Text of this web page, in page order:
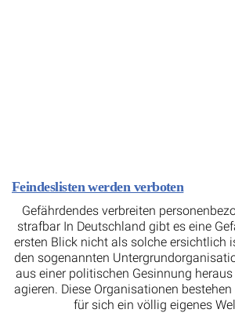
Feindeslisten werden verboten
Gefährdendes verbreiten
strafbar In Deutschland gibt es eine
ersten Blick nicht als solche ersichtlich
den sogenannten
aus einer politischen Gesinnung
agieren. Diese Organisationen
für sich ein völlig eigenes